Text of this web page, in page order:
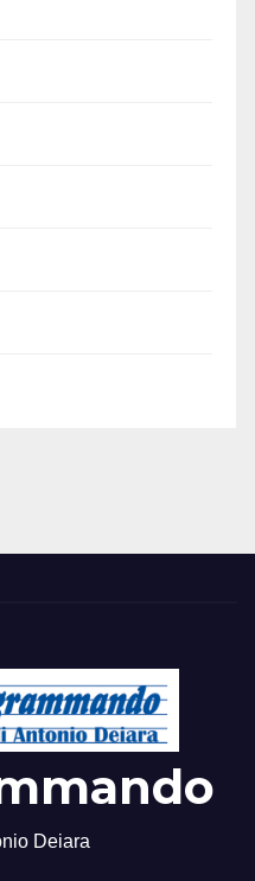
Deiara